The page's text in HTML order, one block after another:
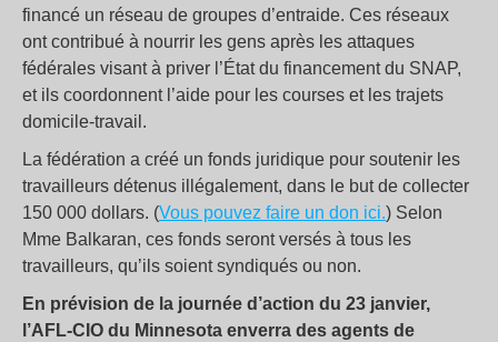
financé un réseau de groupes d’entraide. Ces réseaux
ont contribué à nourrir les gens après les attaques
fédérales visant à priver l’État du financement du SNAP,
et ils coordonnent l’aide pour les courses et les trajets
domicile-travail.
La fédération a créé un fonds juridique pour soutenir les
travailleurs détenus illégalement, dans le but de collecter
150 000 dollars. (Vous pouvez faire un don ici.) Selon
Mme Balkaran, ces fonds seront versés à tous les
travailleurs, qu’ils soient syndiqués ou non.
En prévision de la journée d’action du 23 janvier,
l’AFL-CIO du Minnesota enverra des agents de